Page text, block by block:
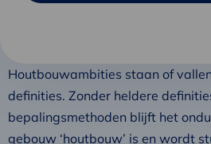
Houtbouwambities staan of
definities. Zonder heldere
bepalingsmethoden blijft het
gebouw ‘houtbouw’ is en wordt